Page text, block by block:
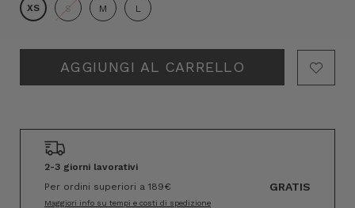
XS
S M L
2-3 giorni lavorativi
Per ordini superiori a 189€
GRATIS
Maggiori info su tempi e costi di spedizione